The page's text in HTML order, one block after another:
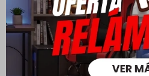
Medios de pago